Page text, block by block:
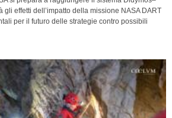
gli effetti dell’impatto della missione NASA DART
per il futuro delle strategie contro possibili